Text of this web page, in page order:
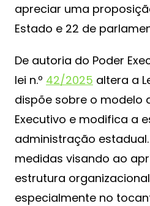
apreciar uma
Estado e 22 de
De autoria do Poder
lei n.º 42/2025 altera a
dispõe sobre o modelo
Executivo e modifica a
administração
medidas visando ao
estrutura
especialmente no